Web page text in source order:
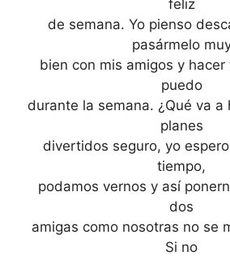
feliz
de semana. Yo pienso
pasármelo
bien con mis amigos y
puedo
durante la semana. ¿Qué va a
planes
divertidos seguro, yo
tiempo,
podamos vernos y así
dos
amigas como nosotras no se
Si no